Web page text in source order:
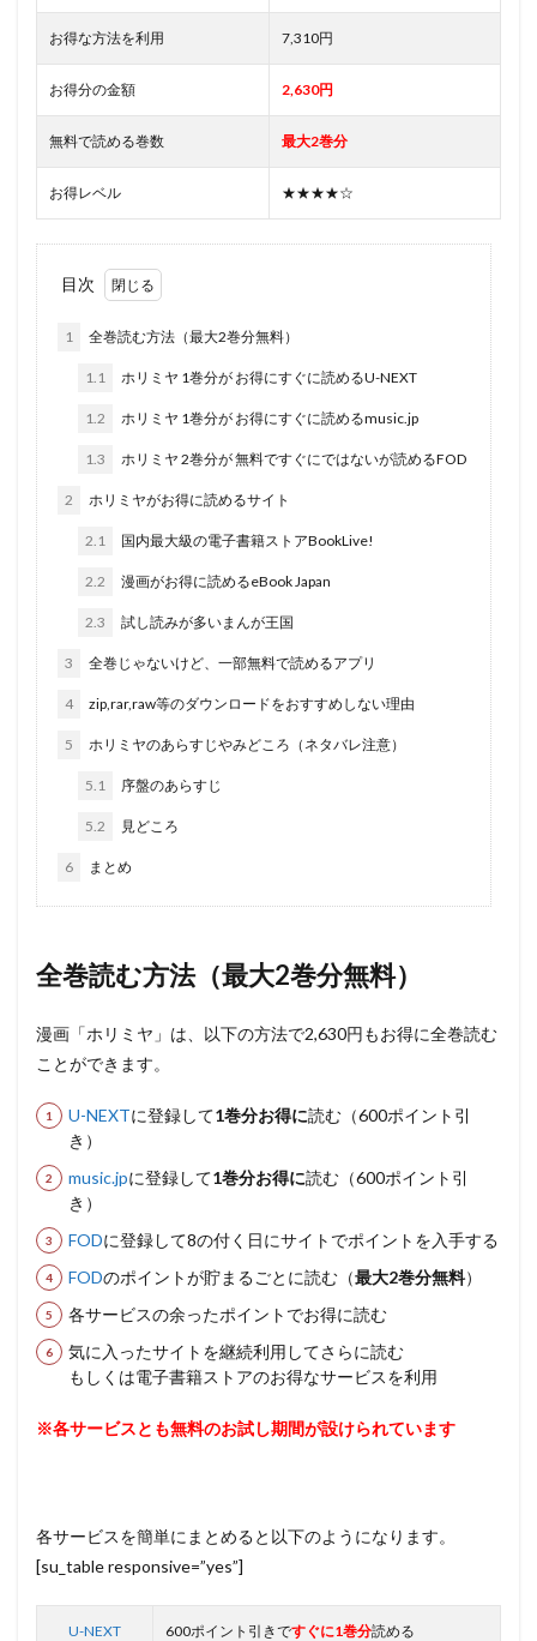
お得な方法を利用 7,310円
お得分の金額 2,630円
無料で読める巻数 最大2巻分
お得レベル ★★★★☆
目次
1 全巻読む方法（最大2巻分無料）
1.1 ホリミヤ 1巻分が お得にすぐに読めるU-NEXT
1.2 ホリミヤ 1巻分が お得にすぐに読めるmusic.jp
1.3 ホリミヤ 2巻分が 無料ですぐにではないが読めるFOD
2 ホリミヤがお得に読めるサイト
2.1 国内最大級の電子書籍ストアBookLive!
2.2 漫画がお得に読めるeBook Japan
2.3 試し読みが多いまんが王国
3 全巻じゃないけど、一部無料で読めるアプリ
4 zip,rar,raw等のダウンロードをおすすめしない理由
5 ホリミヤのあらすじやみどころ（ネタバレ注意）
5.1 序盤のあらすじ
5.2 見どころ
6 まとめ
全巻読む方法（最大2巻分無料）
漫画「ホリミヤ」は、以下の方法で2,630円もお得に全巻読む
ことができます。
U-NEXTに登録して1巻分お得に読む（600ポイント引
き）
music.jpに登録して1巻分お得に読む（600ポイント引
き）
FODに登録して8の付く日にサイトでポイントを入手する
FODのポイントが貯まるごとに読む（最大2巻分無料）
各サービスの余ったポイントでお得に読む
気に入ったサイトを継続利用してさらに読む
もしくは電子書籍ストアのお得なサービスを利用
※各サービスとも無料のお試し期間が設けられています
各サービスを簡単にまとめると以下のようになります。
[su_table responsive=”yes”]
U-NEXT 600ポイント引きですぐに1巻分読める